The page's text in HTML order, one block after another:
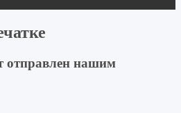
отправлен нашим